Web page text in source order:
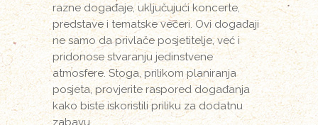
razne događaje, uključujući koncerte,
predstave i tematske večeri. Ovi događaji
ne samo da privlače posjetitelje, već i
pridonose stvaranju jedinstvene
atmosfere. Stoga, prilikom planiranja
posjeta, provjerite raspored događanja
kako biste iskoristili priliku za dodatnu
zabavu.